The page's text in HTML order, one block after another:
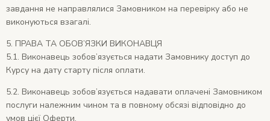
завдання не направлялися Замовником на перевірку або не
виконуються взагалі.
5. ПРАВА ТА ОБОВ’ЯЗКИ ВИКОНАВЦЯ
5.1. Виконавець зобов’язується надати Замовнику доступ до
Курсу на дату старту після оплати.
5.2. Виконавець зобов’язується надавати оплачені Замовником
послуги належним чином та в повному обсязі відповідно до
умов цієї Оферти.